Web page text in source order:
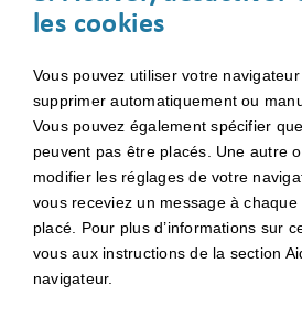
les cookies
Vous pouvez utiliser votre
supprimer automatiquement ou
Vous pouvez également spécifier
peuvent pas être placés. Une autre
modifier les réglages de votre
vous receviez un message à chaque
placé. Pour plus d’informations sur
vous aux instructions de la section
navigateur.